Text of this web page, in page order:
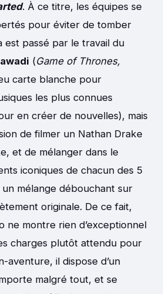
. À ce titre, les équipes se
pour éviter de tomber
est passé par le travail du
(Game of Thrones,
carte blanche pour
les plus connues
en créer de nouvelles), mais
de filmer un Nathan Drake
et de mélanger dans le
iconiques de chacun des 5
mélange débouchant sur
originale. De ce fait,
ne montre rien d’exceptionnel
charges plutôt attendu pour
aventure, il dispose d’un
malgré tout, et se